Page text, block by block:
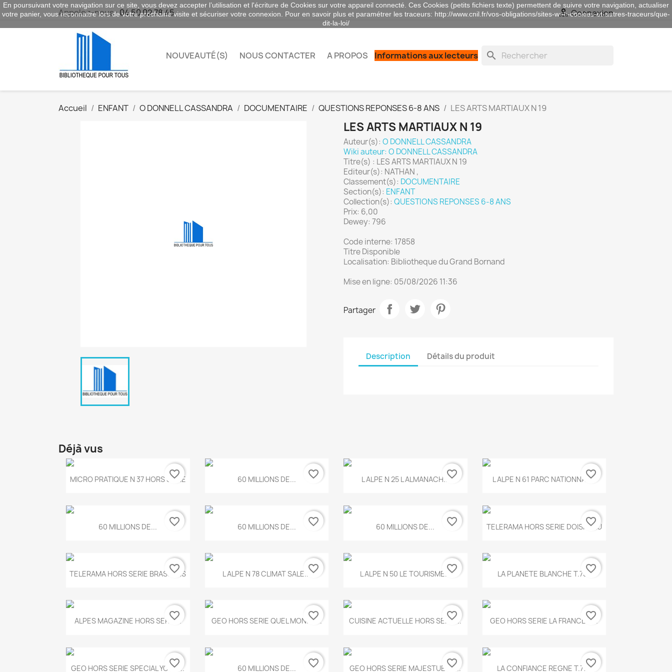
Appelez-nous :04 50 02 78 45 Connexion
NOUVEAUTÉ(S) NOUS CONTACTER A PROPOS search
Informations aux lecteurs
Accueil ENFANT O DONNELL CASSANDRA DOCUMENTAIRE QUESTIONS REPONSES 6-8 ANS LES ARTS MARTIAUX N 19
LES ARTS MARTIAUX N 19
Auteur(s): O DONNELL CASSANDRA
Wiki auteur: O DONNELL CASSANDRA
Titre(s) : LES ARTS MARTIAUX N 19
Editeur(s): NATHAN ,
Classement(s): DOCUMENTAIRE
Section(s): ENFANT
Collection(s): QUESTIONS REPONSES 6-8 ANS
Prix: 6,00
Dewey: 796
Code interne: 17858
Titre Disponible
Localisation: Bibliotheque du Grand Bornand
Mise en ligne: 05/08/2026 11:36
Partager
Description Détails du produit
Déjà vus
Aperçu rapide
MICRO PRATIQUE N 37 HORS SERIE
favorite_border Aperçu rapide
60 MILLIONS DE... favorite_border  Aperçu rapide
L ALPE N 25 L ALMANACH...favorite_border  Aperçu rapide
L ALPE N 61 PARC NATIONNAL...
favorite_border
Aperçu rapide
60 MILLIONS DE... favorite_border Aperçu rapide
60 MILLIONS DE... favorite_border Aperçu rapide
60 MILLIONS DE... favorite_border Aperçu rapide
TELERAMA HORS SERIE DOISNEAU
favorite_border
 Aperçu rapide
TELERAMA HORS SERIE BRASSENS
favorite_border  Aperçu rapide
L ALPE N 78 CLIMAT SALE...favorite_border  Aperçu rapide
L ALPE N 50 LE TOURISME...favorite_border Aperçu rapide
LA PLANETE BLANCHE T.785favorite_border
Aperçu rapide
ALPES MAGAZINE HORS SERIE...
favorite_border Aperçu rapide
GEO HORS SERIE QUEL MONDE...
favorite_border Aperçu rapide
CUISINE ACTUELLE HORS SERIE...
favorite_border Aperçu rapide
GEO HORS SERIE LA FRANCE A...
favorite_border
Aperçu rapide
GEO HORS SERIE SPECIAL YOGA...
favorite_border Aperçu rapide
60 MILLIONS DE... favorite_border Aperçu rapide
GEO HORS SERIE MAJESTUEUX...
favorite_border Aperçu rapide
LA CONFIANCE REGNE T.778favorite_border
En poursuivant votre navigation sur ce site, vous devez accepter l’utilisation et l'écriture de Cookies sur votre appareil connecté. Ces Cookies (petits fichiers texte) permettent de suivre votre navigation, actualiser
votre panier, vous reconnaitre lors de votre prochaine visite et sécuriser votre connexion. Pour en savoir plus et paramétrer les traceurs: http://www.cnil.fr/vos-obligations/sites-web-cookies-et-autres-traceurs/que-
dit-la-loi/